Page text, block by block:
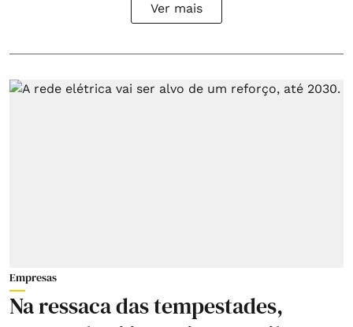
Ver mais
Empresas
Na ressaca das tempestades,